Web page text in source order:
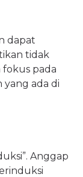
dapat
tidak
fokus pada
yang ada di
Anggap